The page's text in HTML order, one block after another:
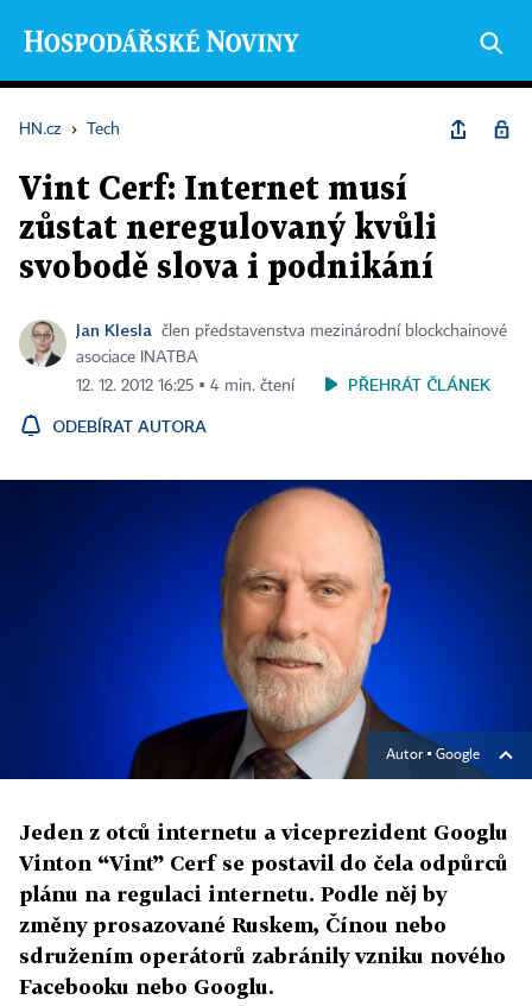
HN.cz › Tech
Vint Cerf: Internet musí
zůstat neregulovaný kvůli
svobodě slova i podnikání
Jan Klesla
člen představenstva mezinárodní blockchainové
asociace INATBA
12. 12. 2012 16:25 ▪ 4 min. čtení
PŘEHRÁT ČLÁNEK
ODEBÍRAT AUTORA
Autor ▪ Google
Jeden z otců internetu a viceprezident Googlu
Vinton “Vint” Cerf se postavil do čela odpůrců
plánu na regulaci internetu. Podle něj by
změny prosazované Ruskem, Čínou nebo
sdružením operátorů zabránily vzniku nového
Facebooku nebo Googlu.